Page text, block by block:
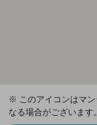
※ このアイコンはマン
なる場合がございます